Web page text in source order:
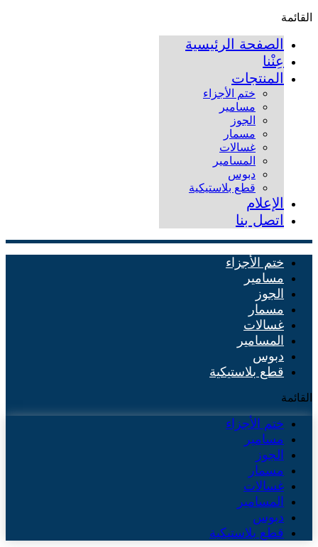
القائمة
الصفحة الرئيسية
عِنْنا
المنتجات
ختم الأجزاء
مسامير
الجوز
مسمار
غسالات
المسامير
دبوس
قطع بلاستيكية
الإعلام
اتصل بنا
ختم الأجزاء
مسامير
الجوز
مسمار
غسالات
المسامير
دبوس
قطع بلاستيكية
القائمة
ختم الأجزاء
مسامير
الجوز
مسمار
غسالات
المسامير
دبوس
قطع بلاستيكية